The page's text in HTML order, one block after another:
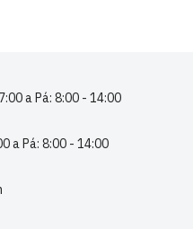
a Pá: 8:00 - 14:00
a Pá: 8:00 - 14:00